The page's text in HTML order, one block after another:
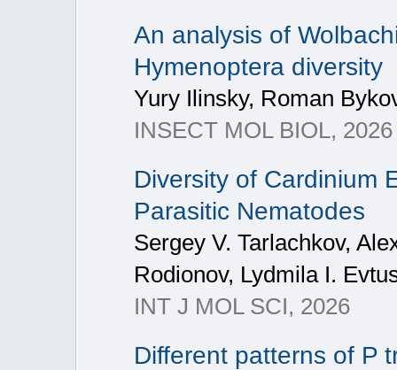
An analysis of
Hymenoptera diversity
Yury Ilinsky, Roman
INSECT MOL BIOL, 2026
Diversity of Cardinium
Parasitic Nematodes
Sergey V. Tarlachkov,
Rodionov, Lydmila I.
INT J MOL SCI, 2026
Different patterns of P